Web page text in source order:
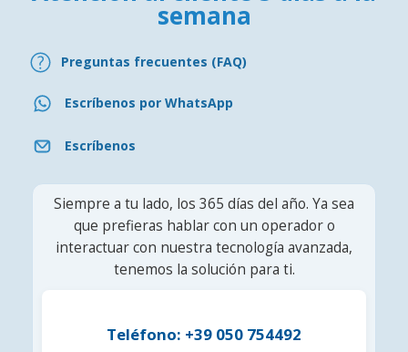
semana
Preguntas frecuentes (FAQ)
Escríbenos por WhatsApp
Escríbenos
Siempre a tu lado, los 365 días del año. Ya sea
que prefieras hablar con un operador o
interactuar con nuestra tecnología avanzada,
tenemos la solución para ti.
Teléfono: +39 050 754492